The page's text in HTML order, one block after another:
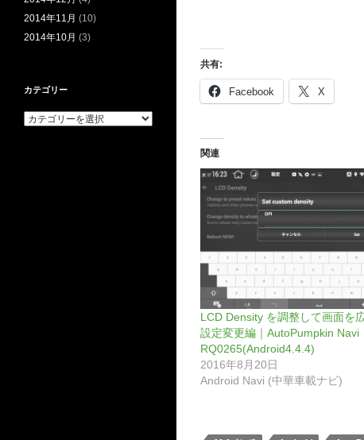
共有:
Facebook X
関連
LCD Density を調整して画面を
設定変更編｜AutoPumpkin Navi
RQ0265(Android4.4.4)
2016年8月20日
Android Navi (中華車載ナビ)
2014年11月 (10)
2014年10月 (3)
カテゴリー
カ